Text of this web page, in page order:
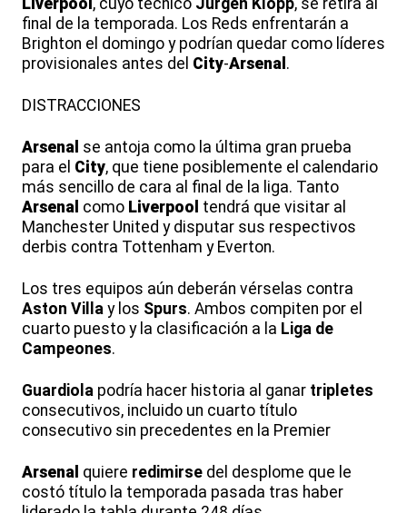
Liverpool , cuyo técnico Jürgen Klopp, se retira al
final de la temporada. Los Reds enfrentarán a
Brighton el domingo y podrían quedar como líderes
provisionales antes del City-Arsenal .
DISTRACCIONES
Arsenal se antoja como la última gran prueba
para el City, que tiene posiblemente el calendario
más sencillo de cara al final de la liga. Tanto
Arsenal como Liverpool tendrá que visitar al
Manchester United y disputar sus respectivos
derbis contra Tottenham y Everton.
Los tres equipos aún deberán vérselas contra
Aston Villa y los Spurs. Ambos compiten por el
cuarto puesto y la clasificación a la Liga de
Campeones.
Guardiola podría hacer historia al ganar tripletes
consecutivos, incluido un cuarto título
consecutivo sin precedentes en la Premier
Arsenal quiere redimirse del desplome que le
costó título la temporada pasada tras haber